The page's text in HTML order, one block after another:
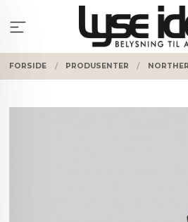
innholdet
FORSIDE PRODUSENTER